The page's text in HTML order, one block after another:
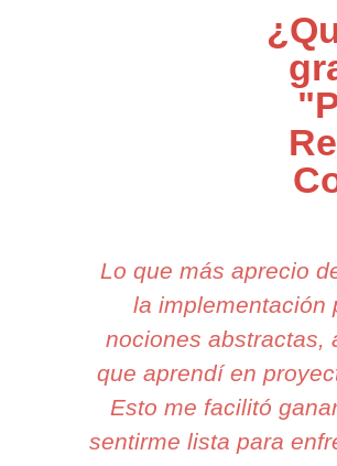
Lo que más aprecio
la implementación
nociones abstractas,
que aprendí en
Esto me facilitó
sentirme lista para